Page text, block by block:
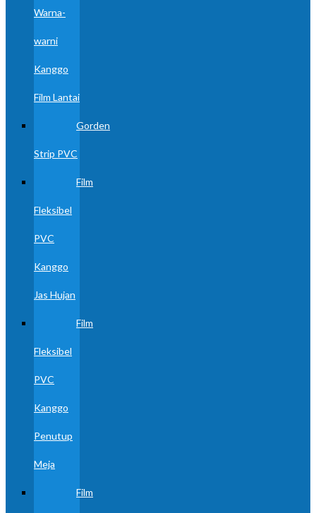
Warna-
warni
Kanggo
Film Lantai
Gorden
Strip PVC
Film
Fleksibel
PVC
Kanggo
Jas Hujan
Film
Fleksibel
PVC
Kanggo
Penutup
Meja
Film